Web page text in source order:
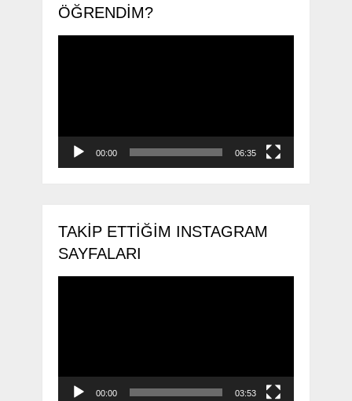
ÖĞRENDIM?
00:00 06:35
TAKIP ETTIĞIM INSTAGRAM
SAYFALARI
00:00 03:53